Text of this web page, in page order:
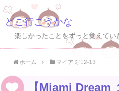
どこ行こうかな
楽しかったことをずっと覚えてい
ホーム マイアミ'12-13
【Miami Dream